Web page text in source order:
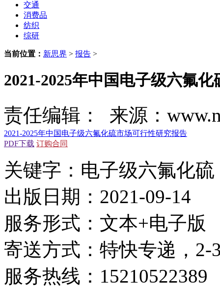
交通
消费品
纺织
综研
当前位置： 新思界 > 报告 >
2021-2025年中国电子级六氟
责任编辑： 来源：
2021-2025年中国电子级六氟化硫市场可行性研究报告
PDF下载 订购合同
关键字：电子级六氟化硫
出版日期：2021-09-14
服务形式：文本+电子版
寄送方式：特快专递，2-
服务热线：15210522389